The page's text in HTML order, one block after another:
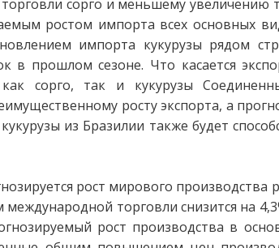
сорго и меньшему увеличению
ростом импорта всех основных
импорта кукурузы рядом
в прошлом сезоне. Что касается
сорго, так и кукурузы
росту экспорта, а
из Бразилии также будет
рост мирового производства
международной торговли снизится на
рост производства в